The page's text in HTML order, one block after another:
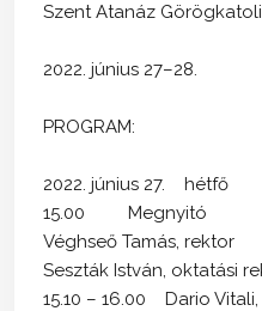
Szent Atanáz
2022. június 27–28.
PROGRAM:
2022. június 27. hétfő
15.00 Megnyitó
Véghseő Tamás, rektor
Seszták István, oktatási
15.10 – 16.00 Dario